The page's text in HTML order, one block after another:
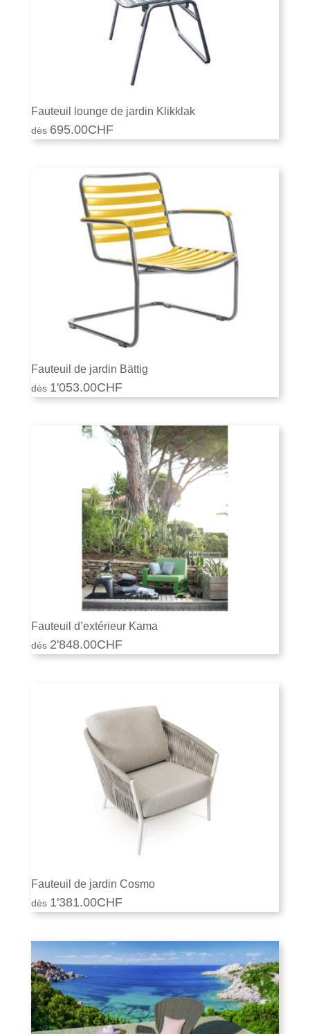
Fauteuil lounge de jardin Klikklak
695.00CHF
Fauteuil de jardin Bättig
1'053.00CHF
Fauteuil d’extérieur Kama
2'848.00CHF
Fauteuil de jardin Cosmo
1'381.00CHF